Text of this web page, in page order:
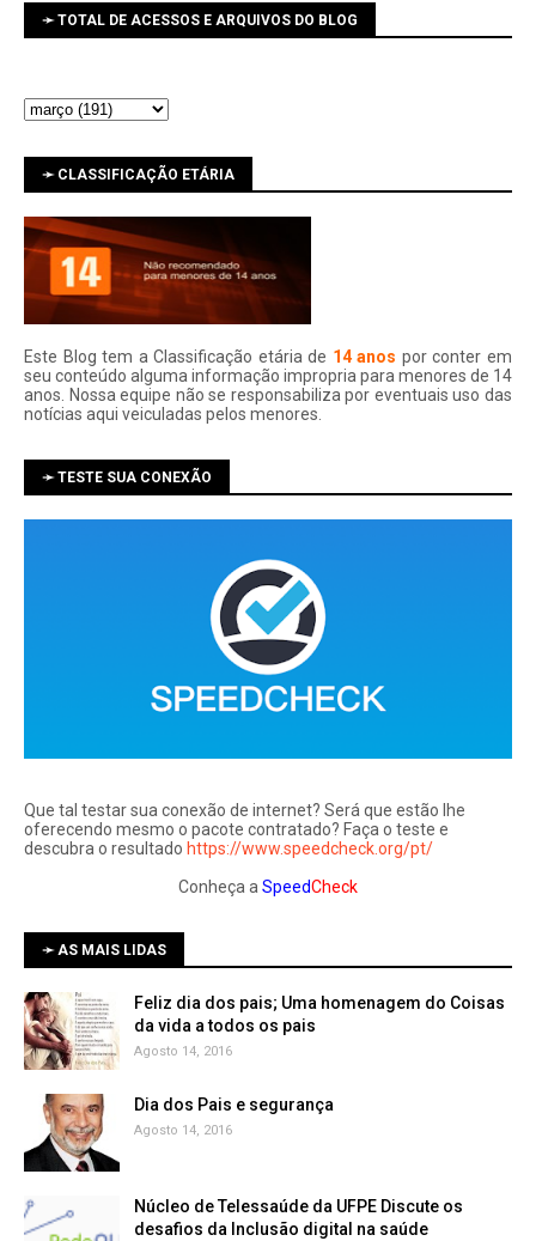
➛ TOTAL DE ACESSOS E ARQUIVOS DO BLOG
➛ CLASSIFICAÇÃO ETÁRIA
Este Blog tem a Classificação etária de 14 anos por conter em
seu conteúdo alguma informação impropria para menores de 14
anos. Nossa equipe não se responsabiliza por eventuais uso das
notí­cias aqui veiculadas pelos menores.
➛ TESTE SUA CONEXÃO
Que tal testar sua conexão de internet? Será que estão lhe
oferecendo mesmo o pacote contratado? Faça o teste e
descubra o resultado https://www.speedcheck.org/pt/
Conheça a SpeedCheck
➛ AS MAIS LIDAS
Feliz dia dos pais; Uma homenagem do Coisas
da vida a todos os pais
Agosto 14, 2016
Dia dos Pais e segurança
Agosto 14, 2016
Núcleo de Telessaúde da UFPE Discute os